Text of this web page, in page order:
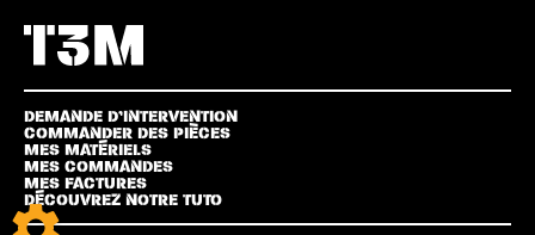
DEMANDE D’INTERVENTION
COMMANDER DES PIÈCES
MES MATÉRIELS
MES COMMANDES
MES FACTURES
DÉCOUVREZ NOTRE TUTO